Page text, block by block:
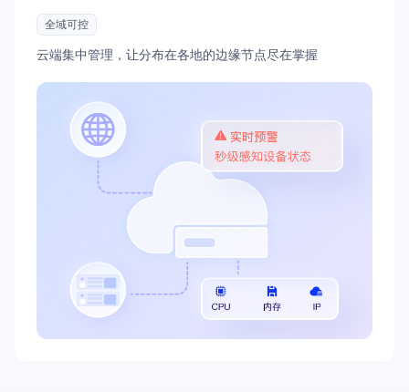
全域可控
云端集中管理，让分布在各地的边缘节点尽在掌握